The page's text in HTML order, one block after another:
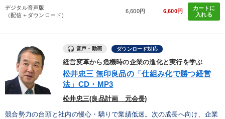
デジタル音声版
（配信＋ダウンロード）
6,600円 6,600円
カートに
入れる
音声・動画 ダウンロード対応
経営変革から危機時の企業の進化と実行を学ぶ
松井忠三 無印良品の「仕組み化で勝つ経営
法」CD・MP3
松井忠三(良品計画 元会長)
競合勢力の台頭と社内の慢心・驕りで業績低迷。次の成長へ向け、企業